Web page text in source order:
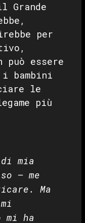
per
essere
bambini
le
più
mia
— me
Ma
mi ha